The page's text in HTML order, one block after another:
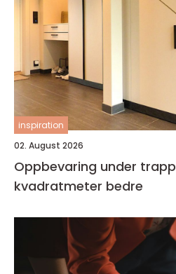
inspiration
02. August 2026
Oppbevaring under trapp slik utnyttes hver
kvadratmeter bedre